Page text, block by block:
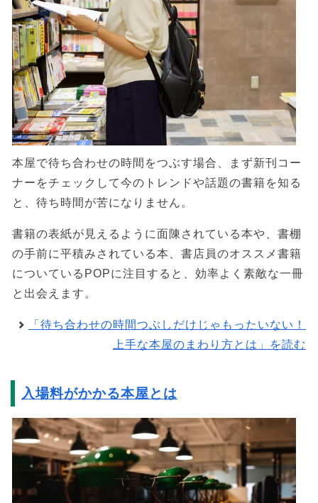
本屋で待ち合わせの時間をつぶす場合、まず新刊コー
ナーをチェックして今のトレンドや話題の書籍を知る
と、待ち時間が苦になりません。
書籍の表紙が見えるように面陳されている本や、書棚
の手前に平積みされている本、書店員のオススメ書籍
についているPOPに注目すると、効率よく素敵な一冊
と出会えます。
「待ち合わせの時間つぶしだけじゃもったいない！
上手な本屋のまわり方とは」を読む
入場料がかかる本屋とは